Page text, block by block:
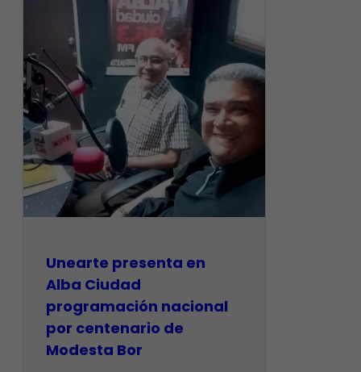
​Unearte presenta en
Alba Ciudad
programación nacional
por centenario de
Modesta Bor